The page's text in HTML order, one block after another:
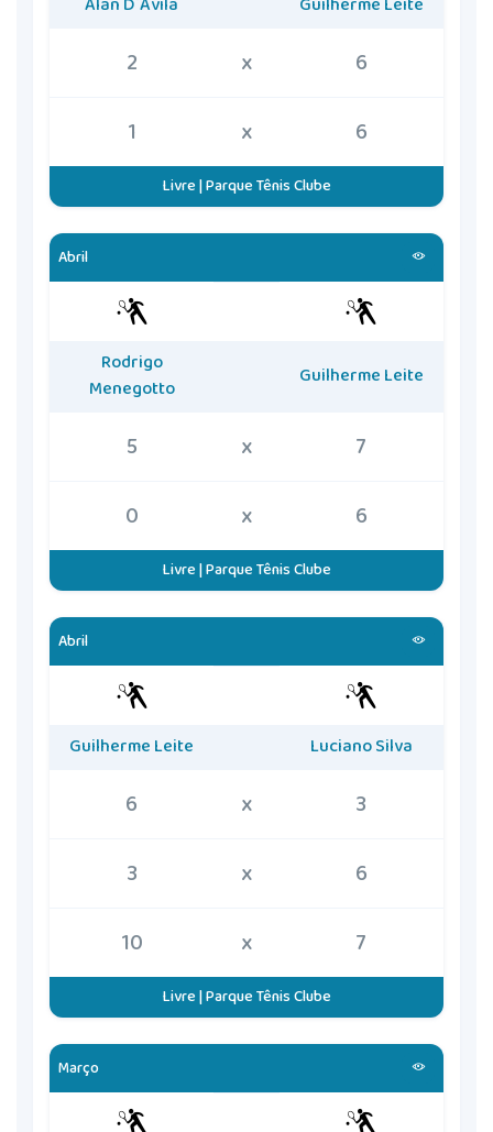
2 x
6
1
x 6
Livre | Parque Tênis Clube
Abril
Rodrigo
Menegotto
Guilherme Leite
5 x
7
0
x 6
Livre | Parque Tênis Clube
Abril
Guilherme Leite Luciano Silva
6 x
3
3
x
6
10
x 7
Livre | Parque Tênis Clube
Março